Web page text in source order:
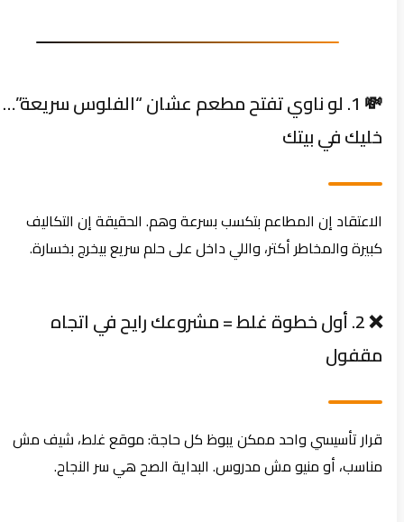
💸 1. لو ناوي تفتح مطعم عشان “الفلوس سريعة”…
خليك في بيتك
الاعتقاد إن المطاعم بتكسب بسرعة وهم. الحقيقة إن التكاليف
كبيرة والمخاطر أكتر، واللي داخل على حلم سريع بيخرج بخسارة.
❌ 2. أول خطوة غلط = مشروعك رايح في اتجاه
مقفول
قرار تأسيسي واحد ممكن يبوظ كل حاجة: موقع غلط، شيف مش
مناسب، أو منيو مش مدروس. البداية الصح هي سر النجاح.